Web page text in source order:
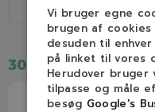
.325" 1,3 mm
309,00 kr.
Vi bruger egne
brugen af cookies
desuden til
på linket til vores
Herudover
tilpasse og måle
besøg Google's